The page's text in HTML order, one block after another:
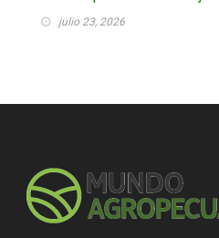
julio 23, 2026